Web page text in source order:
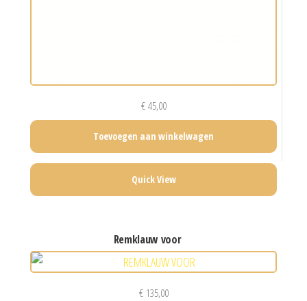
€45,00
Toevoegen aan winkelwagen
Quick View
remklauw voor
€135,00